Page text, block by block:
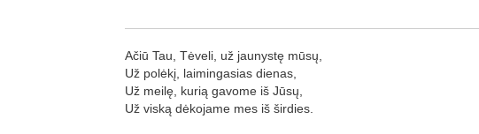
Ačiū Tau, Tėveli, už jaunystę mūsų,
Už polėkį, laimingasias dienas,
Už meilę, kurią gavome iš Jūsų,
Už viską dėkojame mes iš širdies.